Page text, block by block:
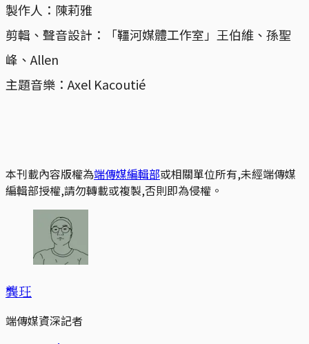
製作人：陳莉雅
剪輯、聲音設計：「韁河媒體工作室」王伯維、孫聖
峰、Allen
主題音樂：Axel Kacoutié
本刊載內容版權為端傳媒編輯部或相關單位所有,未經端傳媒
編輯部授權,請勿轉載或複製,否則即為侵權。
龔玨
端傳媒資深記者